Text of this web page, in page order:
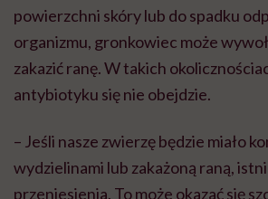
powierzchni skóry lub do spadku
organizmu, gronkowiec może
zakazić ranę. W takich
antybiotyku się nie obejdzie.
– Jeśli nasze zwierzę będzie miało
wydzielinami lub zakażoną raną,
przeniesienia. To może okazać się